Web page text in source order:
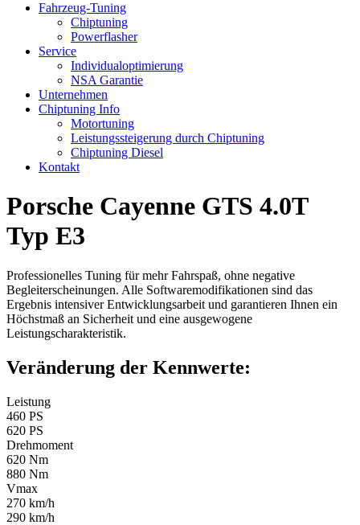
Fahrzeug-Tuning
Chiptuning
Powerflasher
Service
Individualoptimierung
NSA Garantie
Unternehmen
Chiptuning Info
Motortuning
Leistungssteigerung durch Chiptuning
Chiptuning Diesel
Kontakt
Porsche Cayenne GTS 4.0T
Typ E3
Professionelles Tuning für mehr Fahrspaß, ohne negative
Begleiterscheinungen. Alle Softwaremodifikationen sind das
Ergebnis intensiver Entwicklungsarbeit und garantieren Ihnen ein
Höchstmaß an Sicherheit und eine ausgewogene
Leistungscharakteristik.
Veränderung der Kennwerte:
Leistung
460 PS
620 PS
Drehmoment
620 Nm
880 Nm
Vmax
270 km/h
290 km/h